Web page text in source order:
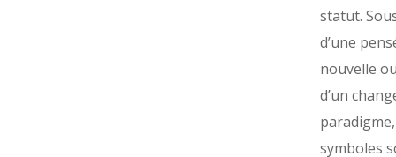
statut.
d’une
nouvelle
d’un
symboles